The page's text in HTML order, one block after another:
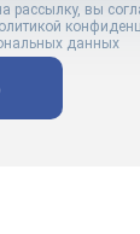
рассылку, вы
данных